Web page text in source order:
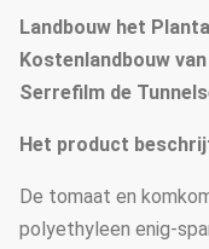
Landbouw het
Kostenlandbouw
Serrefilm de
Het product
De tomaat en
polyethyleen enig-